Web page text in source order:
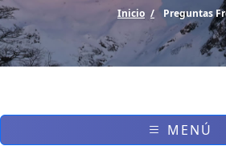
Inicio Preguntas
MENÚ